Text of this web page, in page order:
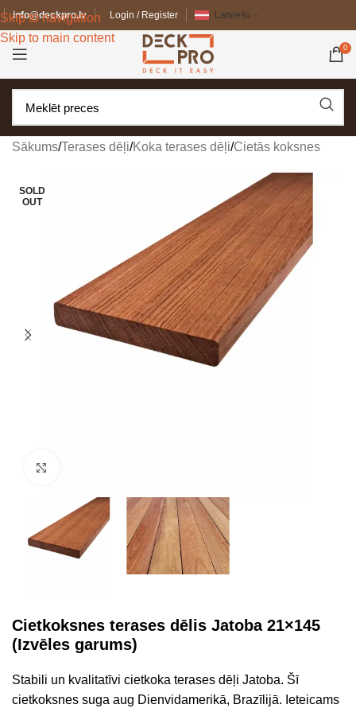
Skip to navigation
Skip to main content
info@deckpro.lv Login / Register Latviešu
0
Sākums/Terases dēļi/Koka terases dēļi/Cietās koksnes
SOLD
OUT
Cietkoksnes terases dēlis Jatoba 21×145
(Izvēles garums)
Stabili un kvalitatīvi cietkoka terases dēļi Jatoba. Šī
cietkoksnes suga aug Dienvidamerikā, Brazīlijā. Ieteicams